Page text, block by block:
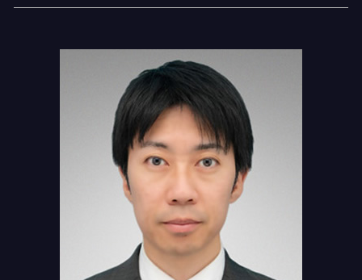
交通事故 示談金
交通事故 後遺障害
交通事故 割合とは
任意整理 交渉期間
債務 任意整理
任意整理 進め方
任意整理 再和解
個人再生とは
個人再生 クレジットカード
新木場 交通事故 相談
勝どき 債務整理
門前仲町 過払い金請求
新木場 慰謝料請求
門前仲町 相続 弁護士
門前仲町 離婚 弁護士
門前仲町 弁護士基準
勝どき 慰謝料請求